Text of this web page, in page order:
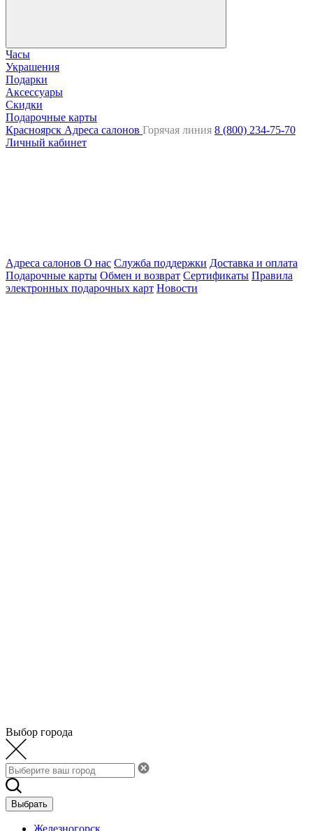
Часы
Украшения
Подарки
Аксессуары
Скидки
Подарочные карты
Красноярск Адреса салонов Горячая линия 8 (800) 234-75-70
Личный кабинет
Адреса салонов О нас Служба поддержки Доставка и оплата
Подарочные карты Обмен и возврат Сертификаты Правила
электронных подарочных карт Новости
Выбор города
Выбрать
Железногорск